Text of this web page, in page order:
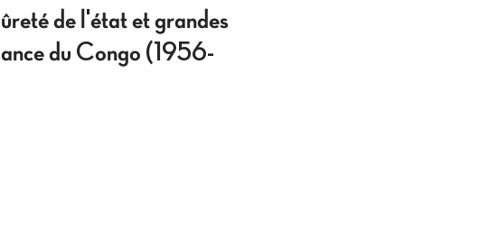
de l'état et grandes
du Congo (1956-